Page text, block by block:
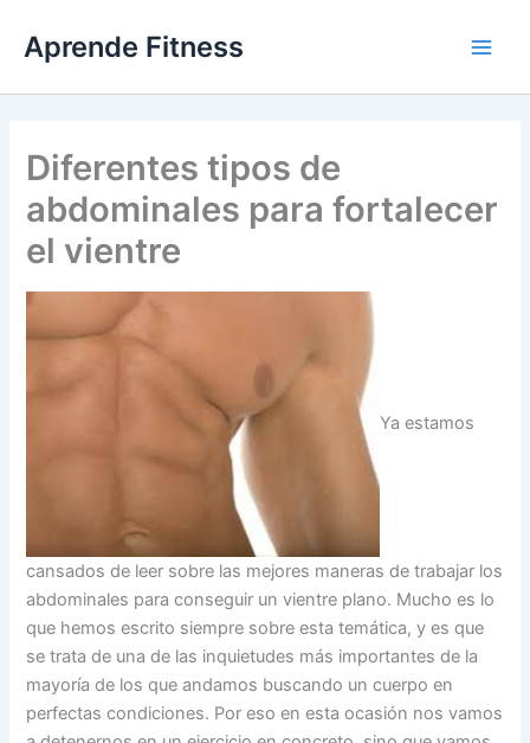
contenido
Aprende Fitness
Diferentes tipos de
abdominales para fortalecer
el vientre
Ya estamos
cansados de leer sobre las mejores maneras de trabajar los
abdominales para conseguir un vientre plano. Mucho es lo
que hemos escrito siempre sobre esta temática, y es que
se trata de una de las inquietudes más importantes de la
mayoría de los que andamos buscando un cuerpo en
perfectas condiciones. Por eso en esta ocasión nos vamos